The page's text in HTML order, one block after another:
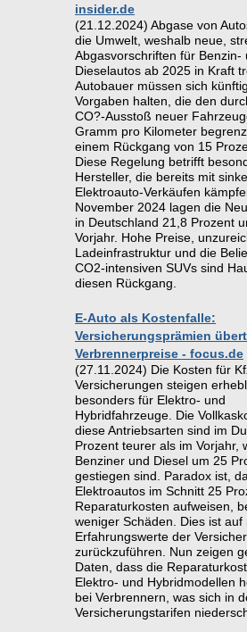
insider.de
(21.12.2024) Abgase von
die Umwelt, weshalb neue,
Abgasvorschriften für Benzin-
Dieselautos ab 2025 in Kraft
Autobauer müssen sich
Vorgaben halten, die den
CO?-Ausstoß neuer
Gramm pro Kilometer
einem Rückgang von 15
Diese Regelung betrifft
Hersteller, die bereits mit
Elektroauto-Verkäufen
November 2024 lagen die
in Deutschland 21,8 Prozent
Vorjahr. Hohe Preise,
Ladeinfrastruktur und die
CO2-intensiven SUVs sind
diesen Rückgang.
E-Auto als Kostenfalle:
Versicherungsprämien
Verbrennerpreise - focus.de
(27.11.2024) Die Kosten für
Versicherungen steigen
besonders für Elektro- und
Hybridfahrzeuge. Die
diese Antriebsarten sind im
Prozent teurer als im Vorjahr,
Benziner und Diesel um 25
gestiegen sind. Paradox ist,
Elektroautos im Schnitt 25
Reparaturkosten aufweisen,
weniger Schäden. Dies ist auf
Erfahrungswerte der
zurückzuführen. Nun zeigen
Daten, dass die
Elektro- und Hybridmodellen
bei Verbrennern, was sich in
Versicherungstarifen